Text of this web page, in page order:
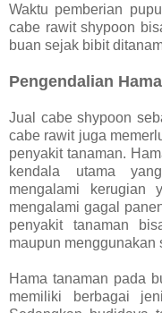
Waktu pemberian
cabe rawit shypoon
buan sejak bibit
Pengendalian
Jual cabe shypoon
cabe rawit juga
penyakit tanaman.
kendala utama
mengalami kerugian
mengalami gagal
penyakit tanaman
maupun menggunakan
Hama tanaman pada
memiliki berbagai